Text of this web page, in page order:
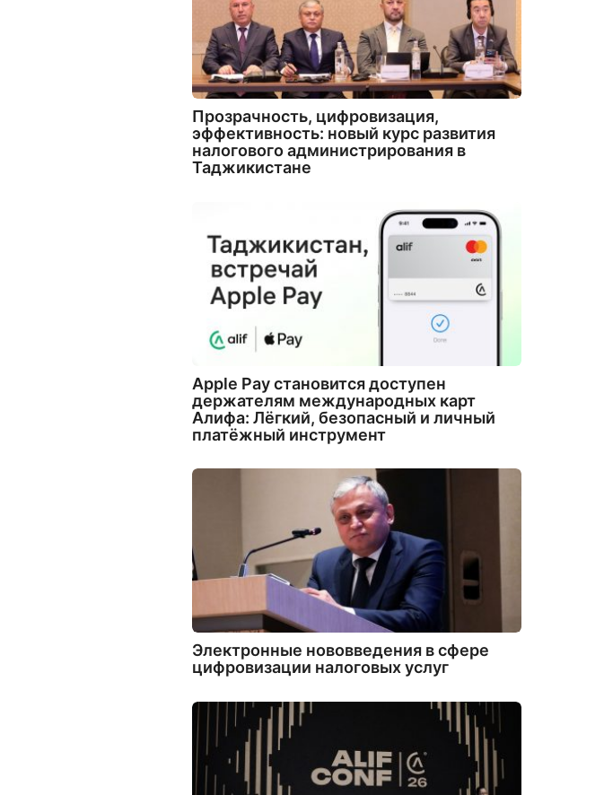
Прозрачность, цифровизация,
эффективность: новый курс развития
налогового администрирования в
Таджикистане
Apple Pay становится доступен
держателям международных карт
Алифа: Лёгкий, безопасный и личный
платёжный инструмент
Электронные нововведения в сфере
цифровизации налоговых услуг